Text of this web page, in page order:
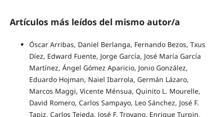
Artículos más leídos del mismo autor/a
Óscar Arribas, Daniel Berlanga, Fernando Bezos, Txus
Díez, Edward Fuente, Jorge García, José María García
Martínez, Ángel Gómez Aparicio, Jonio González,
Eduardo Hojman, Naiel Ibarrola, Germán Lázaro,
Marcos Maggi, Vicente Ménsua, Quinito L. Mourelle,
David Romero, Carlos Sampayo, Leo Sánchez, José F.
Tapiz, Carlos Tejeda, José F. Troyano, Enrique Turpin,